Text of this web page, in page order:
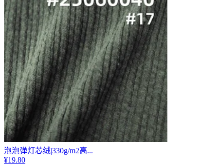
泡泡弹灯芯绒|330g/m2高...
¥19.80